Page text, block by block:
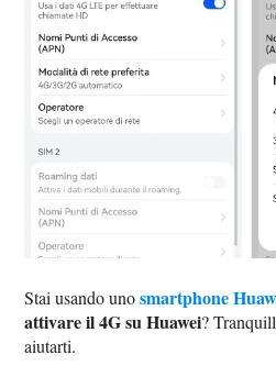
Stai usando unosmartphone
attivare il 4G su Huawei?
aiutarti.